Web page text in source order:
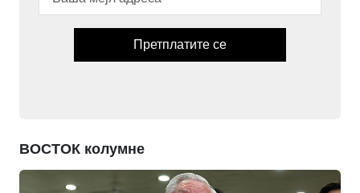
Претплатите се
ВОСТОК колумне